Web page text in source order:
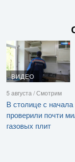
ВИДЕО
5 августа / Смотрим
В столице с начала
проверили почти
газовых плит